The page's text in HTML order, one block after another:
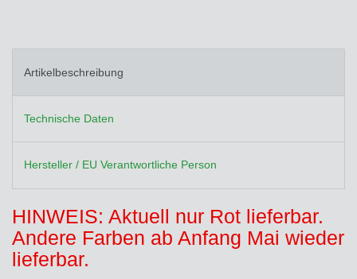
Artikelbeschreibung
Technische Daten
Hersteller / EU Verantwortliche Person
HINWEIS: Aktuell nur Rot lieferbar.
Andere Farben ab Anfang Mai wieder
lieferbar.